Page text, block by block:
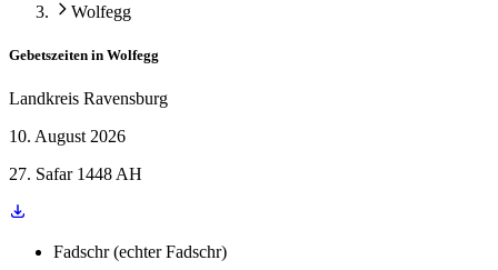
Wolfegg
Gebetszeiten in Wolfegg
Landkreis Ravensburg
10. August 2026
27. Safar 1448 AH
Fadschr (echter Fadschr)